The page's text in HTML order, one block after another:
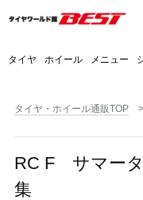
タイヤ ホイール メニュー
タイヤ・ホイール通販TOP
RC F サマー
集